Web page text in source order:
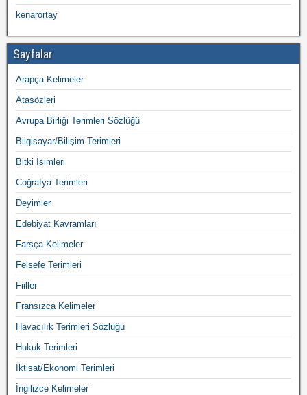
kenarortay
Sayfalar
Arapça Kelimeler
Atasözleri
Avrupa Birliği Terimleri Sözlüğü
Bilgisayar/Bilişim Terimleri
Bitki İsimleri
Coğrafya Terimleri
Deyimler
Edebiyat Kavramları
Farsça Kelimeler
Felsefe Terimleri
Fiiller
Fransızca Kelimeler
Havacılık Terimleri Sözlüğü
Hukuk Terimleri
İktisat/Ekonomi Terimleri
İngilizce Kelimeler